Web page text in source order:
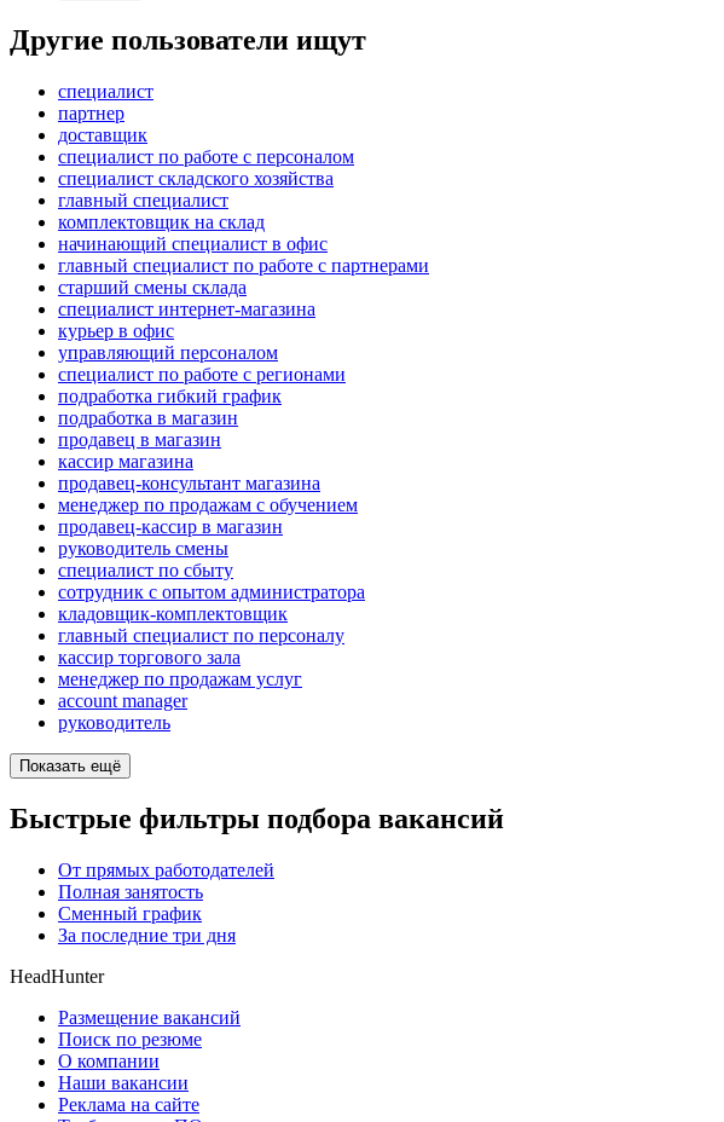
Другие пользователи ищут
специалист
партнер
доставщик
специалист по работе с персоналом
специалист складского хозяйства
главный специалист
комплектовщик на склад
начинающий специалист в офис
главный специалист по работе с партнерами
старший смены склада
специалист интернет-магазина
курьер в офис
управляющий персоналом
специалист по работе с регионами
подработка гибкий график
подработка в магазин
продавец в магазин
кассир магазина
продавец-консультант магазина
менеджер по продажам с обучением
продавец-кассир в магазин
руководитель смены
специалист по сбыту
сотрудник с опытом администратора
кладовщик-комплектовщик
главный специалист по персоналу
кассир торгового зала
менеджер по продажам услуг
account manager
руководитель
Показать ещё
Быстрые фильтры подбора вакансий
От прямых работодателей
Полная занятость
Сменный график
За последние три дня
HeadHunter
Размещение вакансий
Поиск по резюме
О компании
Наши вакансии
Реклама на сайте